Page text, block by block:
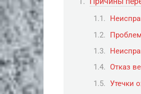
Отказ
Утечки